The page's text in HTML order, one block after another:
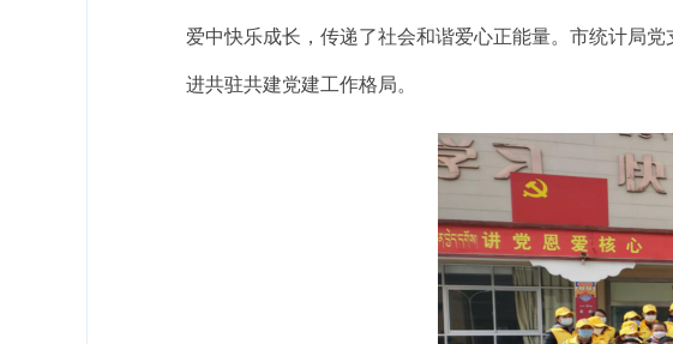
爱中快乐成长，传递了社会和谐爱心正能量。市统计局
进共驻共建党建工作格局。